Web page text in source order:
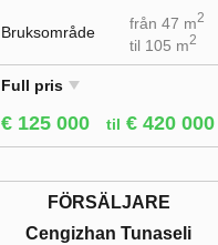
Bruksområde från 47 m2
til 105 m2
Full pris
€ 125 000 til € 420 000
FÖRSÄLJARE
Cengizhan Tunaseli